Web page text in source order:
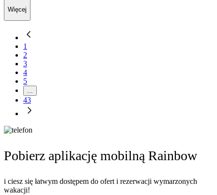
Więcej
1
2
3
4
5
...
43
Pobierz aplikację mobilną Rainbow
i ciesz się łatwym dostępem do ofert i rezerwacji wymarzonych
wakacji!